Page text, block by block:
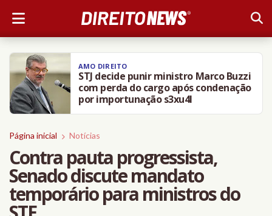
AMO DIREITO
STJ decide punir ministro Marco Buzzi
com perda do cargo após condenação
por importunação s3xu4l
Página inicial Notícias
Contra pauta progressista,
Senado discute mandato
temporário para ministros do